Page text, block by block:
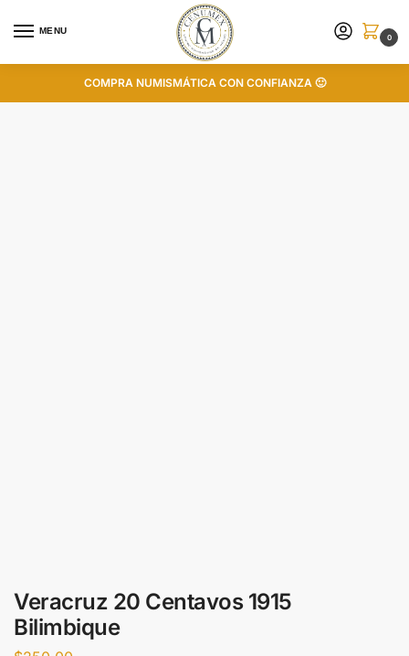
MENU
0
COMPRA NUMISMÁTICA CON CONFIANZA 🙂
Veracruz 20 Centavos 1915
Bilimbique